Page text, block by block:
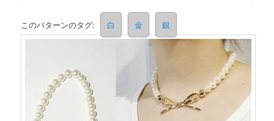
このパターンのタグ: 白 金 銀